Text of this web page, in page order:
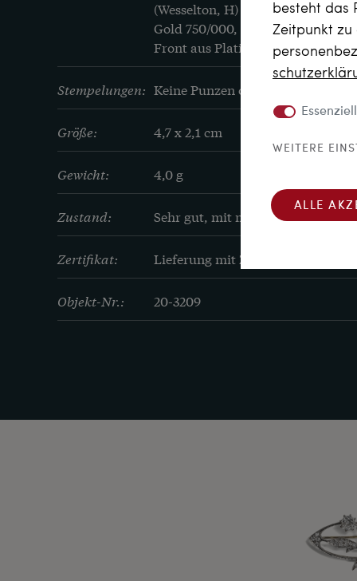
(Wesselton, H) – Leicht getöntes
Gold 750/000, entspricht 18 Karat
Front aus Platin
Stempelungen: Keine Punzen oder Stempel
Größe: 4,7 x 2,1 cm
Gewicht: 4,0 g
Zustand: Sehr gut, mit minimalen
Zertifikat: Lieferung mit Zertifikat
Objekt-Nr.: 20-3209
besteht das
Zeitpunkt
Essenziell
WEITERE
ALLE